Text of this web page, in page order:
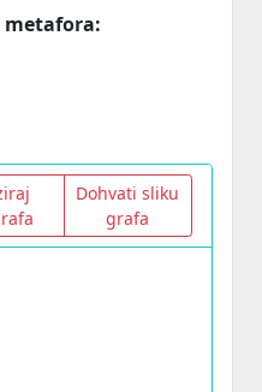
metafora:
Dohvati sliku
grafa